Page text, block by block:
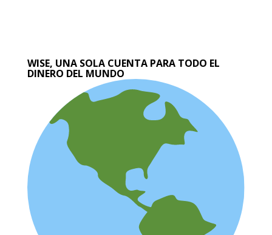
WISE, UNA SOLA CUENTA PARA TODO EL
DINERO DEL MUNDO